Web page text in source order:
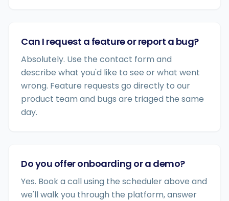
Can I request a feature or report a bug?
Absolutely. Use the contact form and
describe what you'd like to see or what went
wrong. Feature requests go directly to our
product team and bugs are triaged the same
day.
Do you offer onboarding or a demo?
Yes. Book a call using the scheduler above and
we'll walk you through the platform, answer